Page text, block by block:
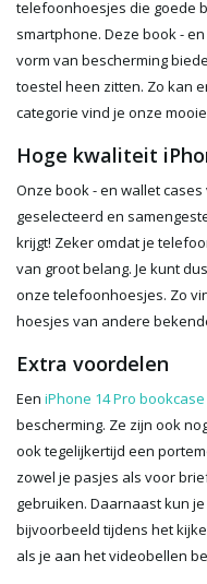
telefoonhoesjes die goede
smartphone. Deze book -
vorm van bescherming
toestel heen zitten. Zo kan
categorie vind je onze
Hoge kwaliteit
Onze book - en wallet
geselecteerd en
krijgt! Zeker omdat je
van groot belang. Je kunt
onze telefoonhoesjes. Zo
hoesjes van andere
Extra voordelen
Een iPhone 14 Pro bookcase
bescherming. Ze zijn ook
ook tegelijkertijd een
zowel je pasjes als voor
gebruiken. Daarnaast kun
bijvoorbeeld tijdens het
als je aan het videobellen